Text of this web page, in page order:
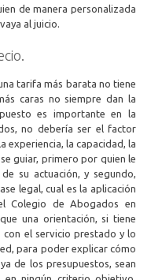
de manera personalizada
al juicio.
tarifa más barata no tiene
caras no siempre dan la
es importante en la
no debería ser el factor
experiencia, la capacidad, la
guiar, primero por quien le
su actuación, y segundo,
legal, cual es la aplicación
Colegio de Abogados en
una orientación, si tiene
el servicio prestado y lo
para poder explicar cómo
de los presupuestos, sean